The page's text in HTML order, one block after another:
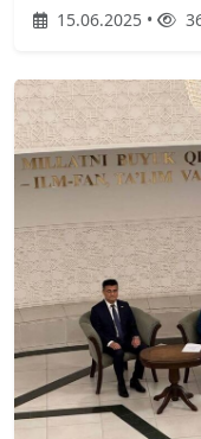
15.06.2025 •